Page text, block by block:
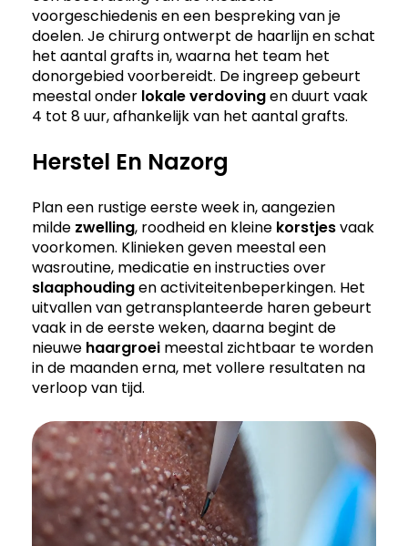
voorgeschiedenis en een bespreking van je
doelen. Je chirurg ontwerpt de haarlijn en schat
het aantal grafts in, waarna het team het
donorgebied voorbereidt. De ingreep gebeurt
meestal onder lokale verdovingen duurt vaak
4 tot 8 uur, afhankelijk van het aantal grafts.
Herstel En Nazorg
Plan een rustige eerste week in, aangezien
milde zwelling, roodheid en kleine korstjesvaak
voorkomen. Klinieken geven meestal een
wasroutine, medicatie en instructies over
slaaphoudingen activiteitenbeperkingen. Het
uitvallen van getransplanteerde haren gebeurt
vaak in de eerste weken, daarna begint de
nieuwe haargroei meestal zichtbaar te worden
in de maanden erna, met vollere resultaten na
verloop van tijd.